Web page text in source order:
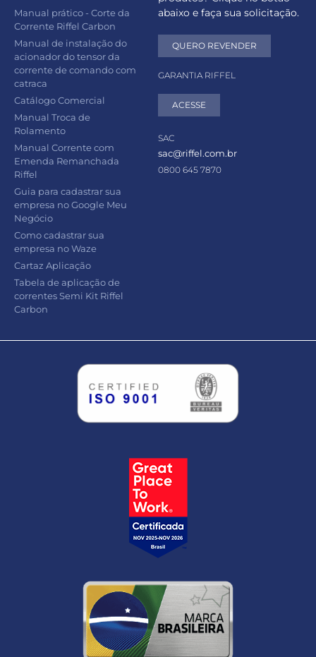
Manual prático - Corte da
Corrente Riffel Carbon
Manual de instalação do
acionador do tensor da
corrente de comando com
catraca
Catálogo Comercial
Manual Troca de
Rolamento
Manual Corrente com
Emenda Remanchada
Riffel
Guia para cadastrar sua
empresa no Google Meu
Negócio
Como cadastrar sua
empresa no Waze
Cartaz Aplicação
Tabela de aplicação de
correntes Semi Kit Riffel
Carbon
abaixo e faça sua solicitação.
QUERO REVENDER
GARANTIA RIFFEL
ACESSE
SAC
sac@riffel.com.br
0800 645 7870